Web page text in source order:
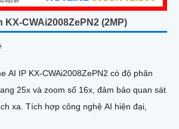
CWAi2008ZePN2 (2MP)
AI IP KX-CWAi2008ZePN2 có độ phân
25x và zoom số 16x, đảm bảo quan sát
AI hiện đại,